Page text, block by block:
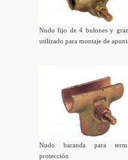
Nudo fijo de 4 bulones y gran
utilizado para montaje de
Nudo baranda para
protección